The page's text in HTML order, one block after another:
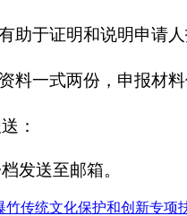
助于证明和说明申请
料一式两份，申报材
：
发送至邮箱。
竹传统文化保护和创新专项